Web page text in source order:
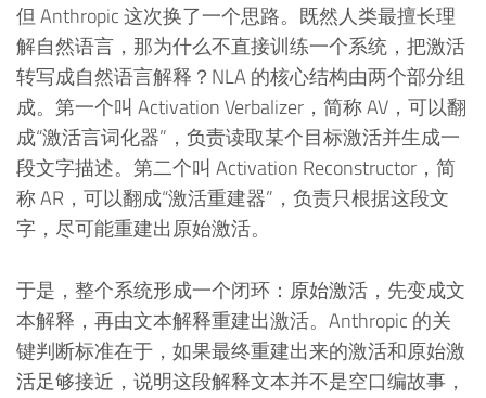
但 Anthropic 这次换了一个思路。既然人类最擅长理
解自然语言，那为什么不直接训练一个系统，把激活
转写成自然语言解释？NLA 的核心结构由两个部分组
成。第一个叫 Activation Verbalizer，简称 AV，可以翻
成“激活言词化器”，负责读取某个目标激活并生成一
段文字描述。第二个叫 Activation Reconstructor，简
称 AR，可以翻成“激活重建器”，负责只根据这段文
字，尽可能重建出原始激活。
于是，整个系统形成一个闭环：原始激活，先变成文
本解释，再由文本解释重建出激活。Anthropic 的关
键判断标准在于，如果最终重建出来的激活和原始激
活足够接近，说明这段解释文本并不是空口编故事，